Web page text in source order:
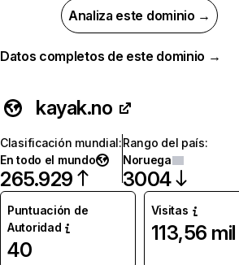
Analiza este dominio →
Datos completos de este dominio →
kayak.no
Clasificación mundial:
En todo el mundo
265.929
Rango del país:
Noruega
3004
Puntuación de
Autoridad
40
Visitas
113,56 mil